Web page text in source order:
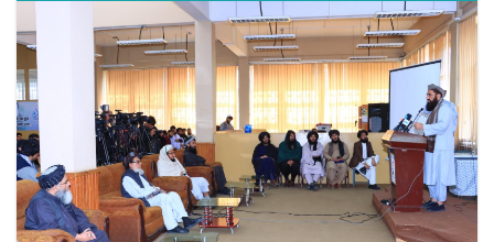
Leader
of
the
Islamic
Emirate
on
the
Arrival
of
the
Auspicious